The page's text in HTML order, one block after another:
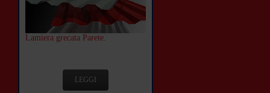
Lamiera grecata Parete.
LEGGI